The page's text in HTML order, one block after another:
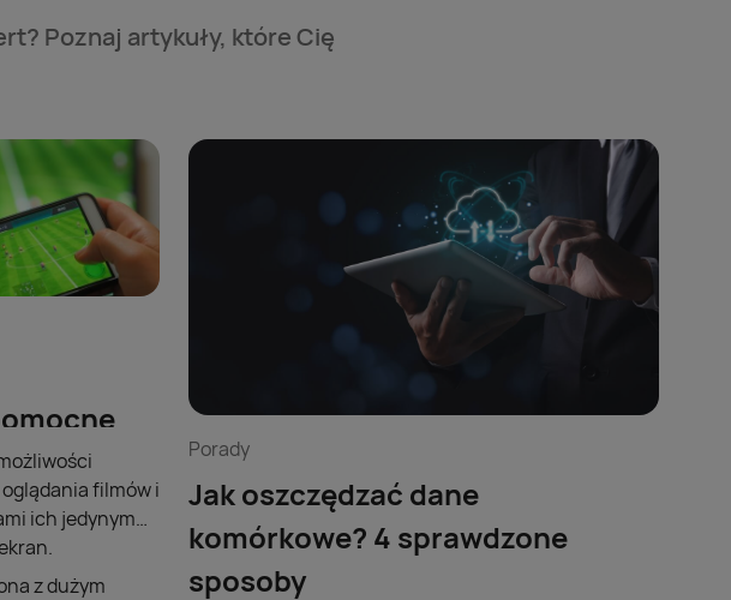
Poznaj artykuły, które Cię
filmów i
ich jedynym
z dużym
Porady
Jak oszczędzać dane
komórkowe? 4 sprawdzone
sposoby